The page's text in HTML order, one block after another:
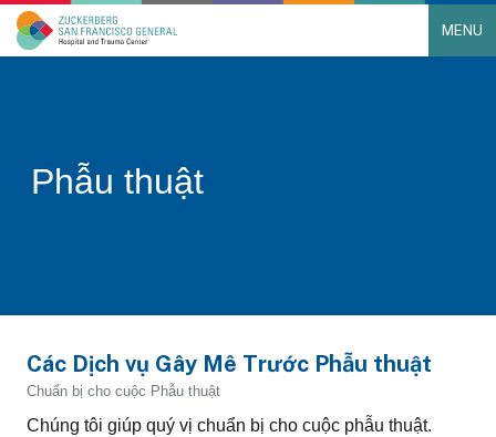
Main Navigation MENU
Phẫu thuật
Các Dịch vụ Gây Mê Trước Phẫu thuật
Chuẩn bị cho cuộc Phẫu thuật
Chúng tôi giúp quý vị chuẩn bị cho cuộc phẫu thuật.